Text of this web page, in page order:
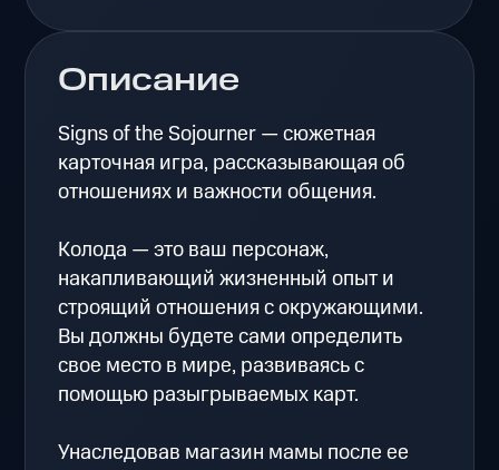
Описание
Signs of the Sojourner — сюжетная
карточная игра, рассказывающая об
отношениях и важности общения.
Колода — это ваш персонаж,
накапливающий жизненный опыт и
строящий отношения с окружающими.
Вы должны будете сами определить
свое место в мире, развиваясь с
помощью разыгрываемых карт.
Унаследовав магазин мамы после ее